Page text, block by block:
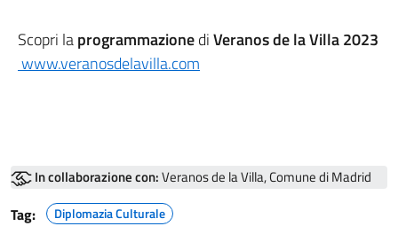
Scopri laprogrammazionediVeranos de la Villa 2023
www.veranosdelavilla.com
In collaborazione con:Veranos de la Villa, Comune di Madrid
Tag: Diplomazia Culturale